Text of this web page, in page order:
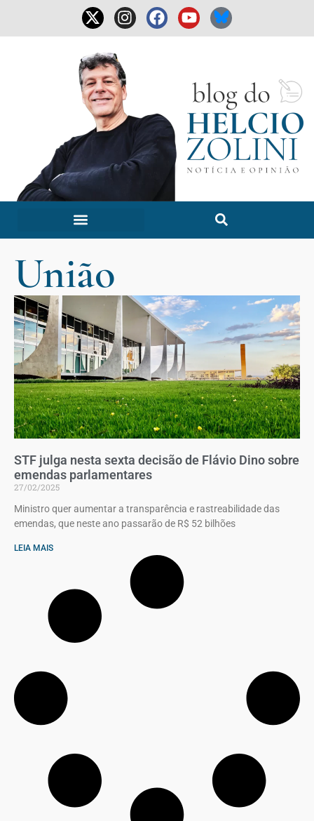
União
STF julga nesta sexta decisão de Flávio Dino sobre
emendas parlamentares
27/02/2025
Ministro quer aumentar a transparência e rastreabilidade das
emendas, que neste ano passarão de R$ 52 bilhões
LEIA MAIS